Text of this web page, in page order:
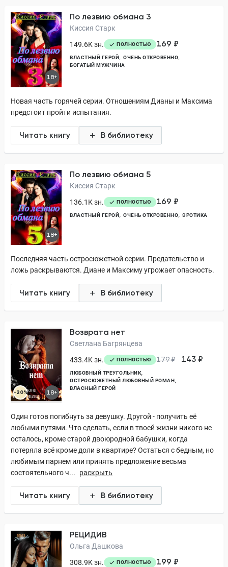
18+
По лезвию обмана 3
Киссия Старк
149.6K зн.
ПОЛНОСТЬЮ 169 ₽
ВЛАСТНЫЙ ГЕРОЙ
ОЧЕНЬ ОТКРОВЕННО
БОГАТЫЙ МУЖЧИНА
Новая часть горячей серии. Отношениям Дианы и Максима
предстоит пройти испытания.
Читать книгу В библиотеку
18+
По лезвию обмана 5
Киссия Старк
136.1K зн.
ПОЛНОСТЬЮ 169 ₽
ВЛАСТНЫЙ ГЕРОЙ ОЧЕНЬ ОТКРОВЕННО ЭРОТИКА
Последняя часть остросюжетной серии. Предательство и
ложь раскрываются. Диане и Максиму угрожает опасность.
Читать книгу В библиотеку
-20% 18+
Возврата нет
Светлана Багрянцева
433.4K зн.
ПОЛНОСТЬЮ 179 ₽ 143 ₽
ЛЮБОВНЫЙ ТРЕУГОЛЬНИК
ОСТРОСЮЖЕТНЫЙ ЛЮБОВНЫЙ РОМАН
ВЛАСНЫЙ ГЕРОЙ
Один готов погибнуть за девушку. Другой - получить её
любыми путями. Что сделать, если в твоей жизни никого не
осталось, кроме старой двоюродной бабушки, когда
потеряла всё кроме доли в квартире? Остаться с бедным, но
любимым парнем или принять предложение весьма
состоятельного ч...
раскрыть
Читать книгу В библиотеку
РЕЦИДИВ
Ольга Дашкова
308.9K зн.
ПОЛНОСТЬЮ 199 ₽